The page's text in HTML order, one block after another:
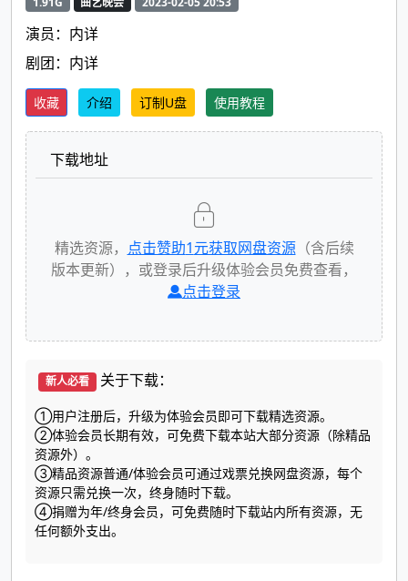
演员：内详
剧团：内详
收藏 介绍 订制U盘 使用教程
下载地址
精选资源， 点击赞助1元获取网盘资源（含后续
版本更新），或登录后升级体验会员免费查看，
点击登录
新人必看 关于下载：
①用户注册后，升级为体验会员即可下载精选资源。
②体验会员长期有效，可免费下载本站大部分资源（除精品
资源外）。
③精品资源普通/体验会员可通过戏票兑换网盘资源，每个
资源只需兑换一次，终身随时下载。
④捐赠为年/终身会员，可免费随时下载站内所有资源，无
任何额外支出。